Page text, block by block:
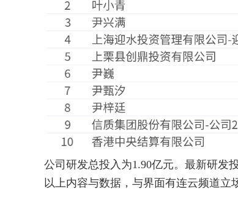
公司研发总投入为1.90亿元。最新研发
以上内容与数据，与界面有连云频道立